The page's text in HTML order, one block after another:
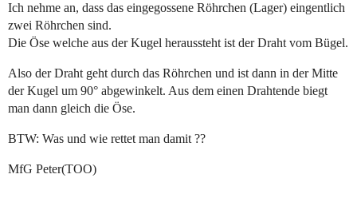
Ich nehme an, dass das eingegossene Röhrchen (Lager) eingentlich
zwei Röhrchen sind.
Die Öse welche aus der Kugel heraussteht ist der Draht vom Bügel.
Also der Draht geht durch das Röhrchen und ist dann in der Mitte
der Kugel um 90° abgewinkelt. Aus dem einen Drahtende biegt
man dann gleich die Öse.
BTW: Was und wie rettet man damit ??
MfG Peter(TOO)